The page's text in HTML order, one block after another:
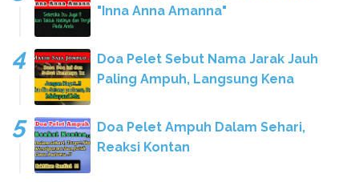
"Inna Anna Amanna"
Doa Pelet Sebut Nama Jarak Jauh
Paling Ampuh, Langsung Kena
Doa Pelet Ampuh Dalam Sehari,
Reaksi Kontan